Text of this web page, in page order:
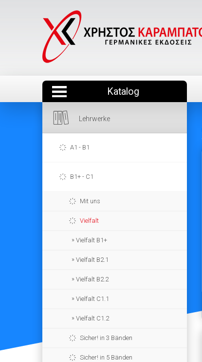
Katalog
Lehrwerke
A1 - B1
B1+ - C1
Mit uns
Vielfalt
Vielfalt B1+
Vielfalt B2.1
Vielfalt B2.2
Vielfalt C1.1
Vielfalt C1.2
Sicher! in 3 Bänden
Sicher! in 5 Bänden